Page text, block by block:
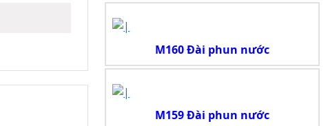
M160 Đài phun nước
M159 Đài phun nước